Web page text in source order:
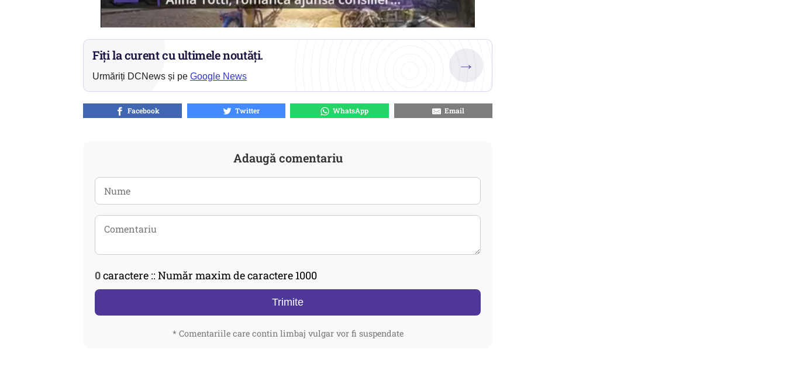
Fiți la curent cu ultimele noutăți.
Urmăriți DCNews și pe Google News
→
Facebook Twitter WhatsApp Email
Adaugă comentariu
0caractere :: Număr maxim de caractere 1000
Trimite
* Comentariile care contin limbaj vulgar vor fi suspendate